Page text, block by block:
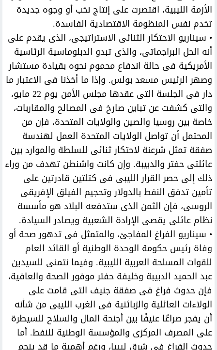
الأزمة الليبية، اقتصرت على إنتاج نخب أو وجوه جديدة
تخدم نفس المنظومة الاقتصادية الفاسدة.
• سيناريو الاحتكار الثنائى الاستراتيجى، الذى يقدم على
أنه الحل البراجماتى، والذى تبدو الدبلوماسية الرئاسية
الأمريكية فى حالة اندفاع محموم نحوه بقيادة مستشار
وصهر الرئيس مسعد بولس. وإذا ما أخذنا فى الاعتبار ما
دار فى الجلسة التى عقدها مجلس الأمن يوم 22 مايو،
والتى كشفت عن تباين صارخ فى المصالح والمقاربات،
خاصة بين روسيا والصين والولايات المتحدة، فإن من
المحتمل أن تواصل الولايات المتحدة العمل لهندسة
صفقة تمثل شرعنة لاحتكار ثنائى للسلطة والموارد بين
عائلتى حفتر والدبيبة. وإن كانت واشنطن تهدف من وراء
ذلك إلى حصر القرار الليبى فى كتلتين قادرتين على
تأمين تدفق النفط بالدولار وتحجيم الفيلق الإفريقى
الروسى، فإن الثمن الذى ستدفعه البلاد هو مأسسة
نظام عائلى يقصى الإرادة الشعبية ويصادر السيادة.
• سيناريو الفراغ المفاجئ، والمتمثل فى تدهور صحة أو
وفاة رئيس حكومة الوحدة الوطنية أو القائد العام
للقوات المسلحة العربية الليبية. وفيما نتمنى للسيدين
عبد الحميد الدبيبة وخليفة حفتر موفور الصحة والعافية،
فإن حدوث فراغ فى صفقة جنيف التى قامت على
الولاءات العائلية والزبائنية فى الغرب الليبى من شأنه
أن يفجر صراعًا عنيفًا بين أجنحة المال والسلاح للسيطرة
على المصرف المركزى والمؤسسة الوطنية للنفط. أما
حدوث الفراغ فى شرق ليبيا، ورغم أهمية ما قد ينجم